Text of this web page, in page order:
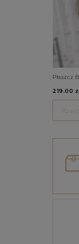
Płaszcz
219.00